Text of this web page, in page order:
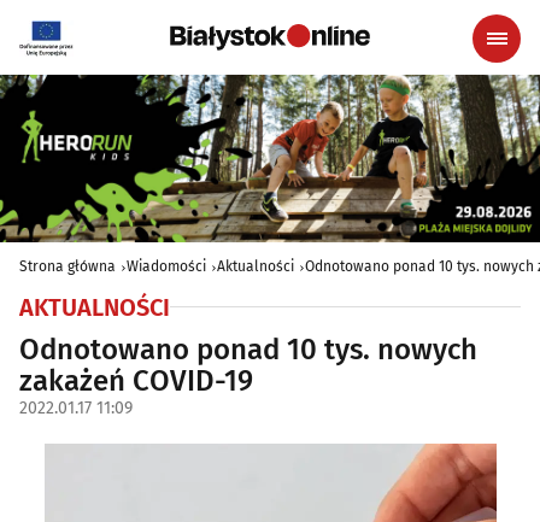
Strona główna Wiadomości Aktualności Odnotowano ponad 10 tys. nowych
AKTUALNOŚCI
Odnotowano ponad 10 tys. nowych
zakażeń COVID-19
2022.01.17 11:09